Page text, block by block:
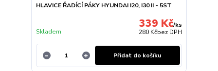
HLAVICE ŘADÍCÍ PÁKY HYUNDAI I20, I30 II - 5ST
339 Kč/ks
280 Kčbez DPH
Skladem
Přidat do košíku